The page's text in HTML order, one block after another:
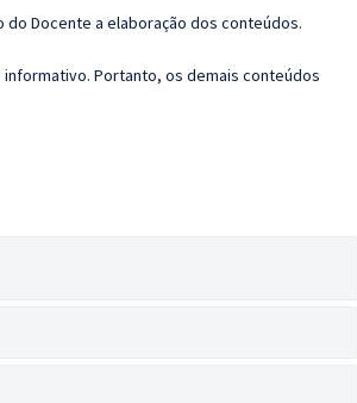
Docente a elaboração dos conteúdos.
Portanto, os demais conteúdos